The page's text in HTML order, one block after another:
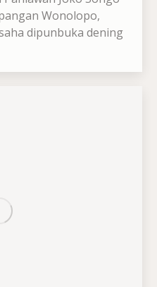
Wonolopo,
dipunbuka dening